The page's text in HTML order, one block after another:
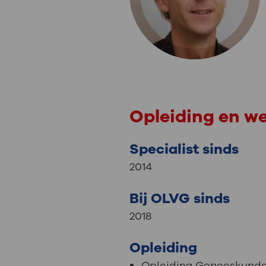
Uw
Uw
steeds verder uit, zodat u zelf
we u sneller helpen.
Direct naar MijnOLVG
Opleiding en
Specialist sinds
2014
Bij OLVG sinds
2018
Opleiding